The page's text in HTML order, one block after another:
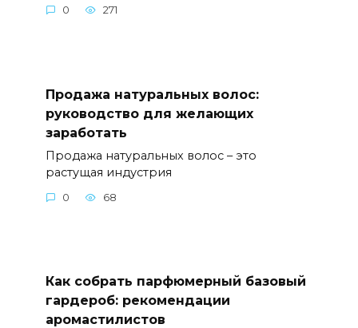
0 271
Продажа натуральных волос:
руководство для желающих
заработать
Продажа натуральных волос – это
растущая индустрия
0 68
Как собрать парфюмерный базовый
гардероб: рекомендации
аромастилистов